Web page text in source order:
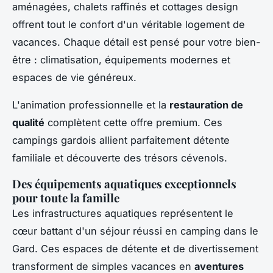
aménagées, chalets raffinés et cottages design
offrent tout le confort d'un véritable logement de
vacances. Chaque détail est pensé pour votre bien-
être : climatisation, équipements modernes et
espaces de vie généreux.
L'animation professionnelle et la restauration de
qualité complètent cette offre premium. Ces
campings gardois allient parfaitement détente
familiale et découverte des trésors cévenols.
Des équipements aquatiques exceptionnels
pour toute la famille
Les infrastructures aquatiques représentent le
cœur battant d'un séjour réussi en camping dans le
Gard. Ces espaces de détente et de divertissement
transforment de simples vacances en aventures